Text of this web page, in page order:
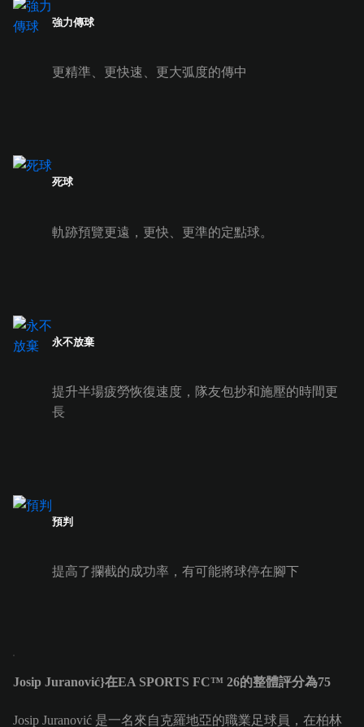
強力傳球
更精準、更快速、更大弧度的傳中
死球
軌跡預覽更遠，更快、更準的定點球。
永不放棄
提升半場疲勞恢復速度，隊友包抄和施壓的時間更
長
預判
提高了攔截的成功率，有可能將球停在腳下
Josip Juranović}在EA SPORTS FC™ 26的整體評分為75
Josip Juranović 是一名來自克羅地亞的職業足球員，在柏林